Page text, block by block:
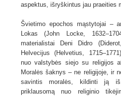
aspektus, išryškintus jau praeities
Švietimo epochos mąstytojai –
Lokas (John Locke,
materialistai Deni Didro
Helvecijus (Helvetius,
nuo valstybės siejo su religijos
Moralės šaknys – ne religijoje, ir
savintis moralės, kildinti ją
priklausomą nuo religinio